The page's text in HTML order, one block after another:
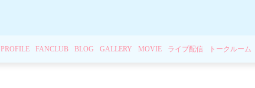
PROFILE FANCLUB BLOG GALLERY MOVIE ライブ配信 トークルーム